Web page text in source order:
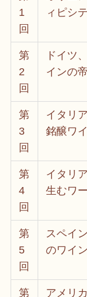
1
回
ィピシ
第
2
回
ドイツ
インの
第
3
回
イタリ
銘醸ワ
第
4
回
イタリ
生むワ
第
5
回
スペイ
のワイ
第
アメリ